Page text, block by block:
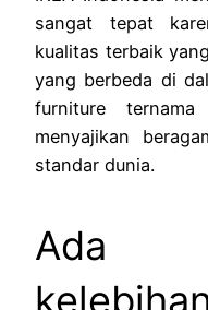
sangat tepat
kualitas terbaik
yang berbeda di
furniture
menyajikan
standar dunia.
Ada